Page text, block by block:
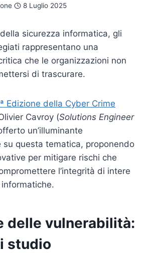
8 Luglio 2025
sicurezza informatica, gli
rappresentano una
che le organizzazioni non
di trascurare.
Edizione della Cyber Crime
Cavroy (Solutions Engineer
un’illuminante
su questa tematica, proponendo
per mitigare rischi che
l’integrità di intere
delle vulnerabilità:
studio